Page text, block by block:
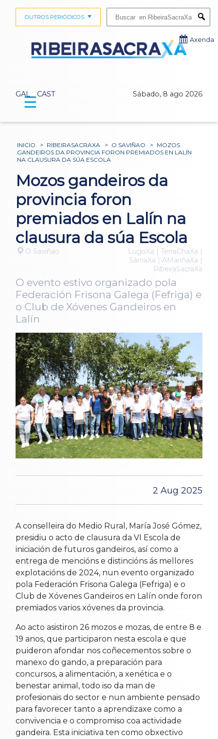
GAL CAST Sábado, 8 ago 2026
OUTROS PERIÓDICOS
Axenda
☰
INICIO > RIBEIRASACRAXA > O SAVIÑAO > MOZOS
GANDEIROS DA PROVINCIA FORON PREMIADOS EN LALÍN
NA CLAUSURA DA SÚA ESCOLA
Mozos gandeiros da
provincia foron
premiados en Lalín na
clausura da súa Escola
O Saviñao
LugoXa | TerraChaXa |
SarriaXa | AMariñaXa |
RibeiraSacraXa
O evento estivo organizado pola
Federación Frisona Galega (Fefriga) e
o Club de Xóvenes Gandeiros en
Lalín
2 Aug 2025
A conselleira do Medio Rural, María José Gómez,
presidiu o acto de clausura da VI Escola de
iniciación de futuros gandeiros, así como a
entrega de mencións e distincións ás mellores
explotacións de 2024, nun evento organizado
pola Federación Frisona Galega (Fefriga) e o
Club de Xóvenes Gandeiros en Lalín onde foron
premiados varios xóvenes da provincia.
Ao acto asistiron 26 mozos e mozas, de entre 8 e
19 anos, que participaron nesta escola e que
puideron afondar nos coñecementos sobre o
manexo do gando, a preparación para
concursos, a alimentación, a xenética e o
benestar animal, todo iso da man de
profesionais do sector e nun ambiente pensado
para favorecer tanto a aprendizaxe como a
convivencia e o compromiso coa actividade
gandeira. Esta iniciativa ten como obxectivo